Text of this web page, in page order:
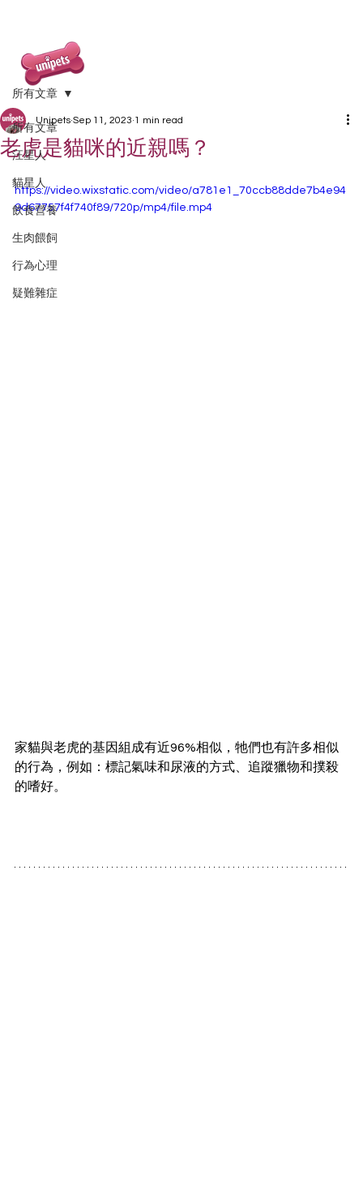
所有文章
汪星人
貓星人
飲食營養
生肉餵飼
行為心理
疑難雜症
所有文章
老虎是貓咪的近親嗎？
Unipets Sep 11, 2023 1 min read
https://video.wixstatic.com/video/a781e1_70ccb88dde7b4e94
9d67757f4f740f89/720p/mp4/file.mp4
家貓與老虎的基因組成有近96%相似，牠們也有許多相似
的行為，例如：標記氣味和尿液的方式、追蹤獵物和撲殺
的嗜好。